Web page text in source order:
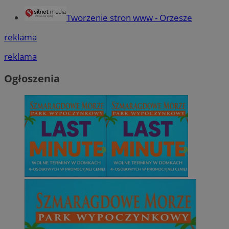
Tworzenie stron www - Orzesze
reklama
reklama
OgłoszeniaVISITOR_PRIVACY_METADATA
Google Privacy Policy